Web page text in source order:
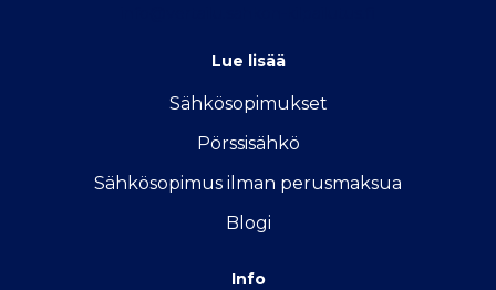
Lue lisää
Sähkösopimukset
Pörssisähkö
Sähkösopimus ilman perusmaksua
Blogi
Info